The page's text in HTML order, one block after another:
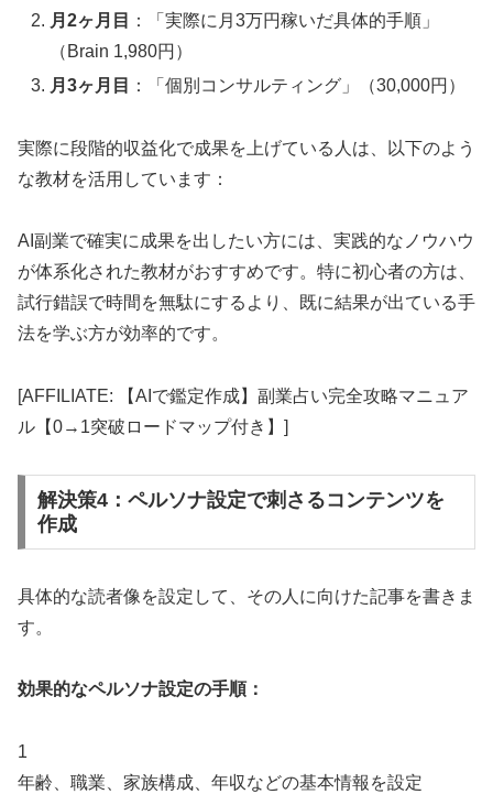
月2ヶ月目
：「実際に月3万円稼いだ具体的手順」
（Brain 1,980円）
月3ヶ月目
：「個別コンサルティング」（30,000円）
実際に段階的収益化で成果を上げている人は、以下のよう
な教材を活用しています：
AI副業で確実に成果を出したい方には、実践的なノウハウ
が体系化された教材がおすすめです。特に初心者の方は、
試行錯誤で時間を無駄にするより、既に結果が出ている手
法を学ぶ方が効率的です。
[AFFILIATE: 【AIで鑑定作成】副業占い完全攻略マニュア
ル【0→1突破ロードマップ付き】]
解決策4：ペルソナ設定で刺さるコンテンツを
作成
具体的な読者像を設定して、その人に向けた記事を書きま
す。
効果的なペルソナ設定の手順：
1
年齢、職業、家族構成、年収などの基本情報を設定